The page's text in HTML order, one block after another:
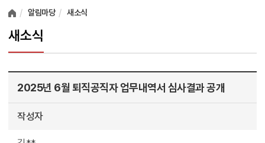
알림마당 새소식
새소식
2025년 6월 퇴직공직자 업무내역서 심사결과 공개
작성자
여러분들의 의견을 남겨주세요.